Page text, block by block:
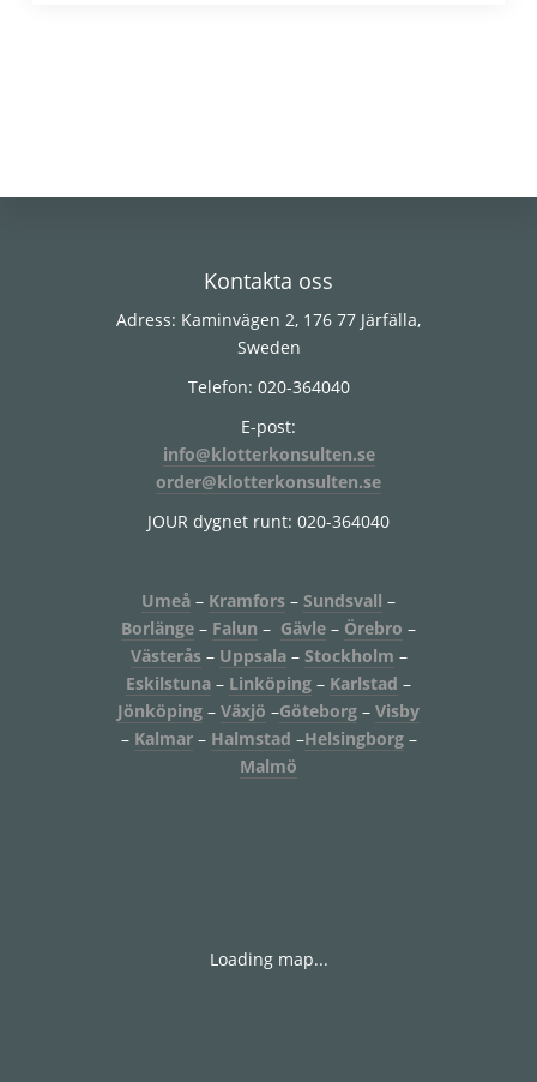
Kontakta oss
Adress: Kaminvägen 2, 176 77 Järfälla,
Sweden
Telefon: 020-364040
E-post:
info@klotterkonsulten.se
order@klotterkonsulten.se
JOUR dygnet runt: 020-364040
Umeå – Kramfors – Sundsvall –
Borlänge – Falun – Gävle – Örebro –
Västerås– Uppsala– Stockholm –
Eskilstuna – Linköping – Karlstad –
Jönköping – Växjö –Göteborg – Visby
– Kalmar– Halmstad –Helsingborg–
Malmö
Loading map...